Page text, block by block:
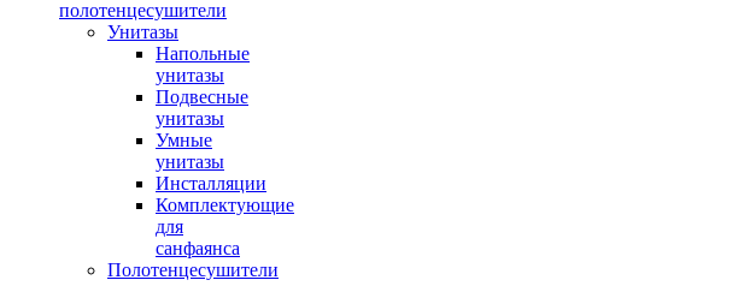
полотенцесушители
Унитазы
Напольные
унитазы
Подвесные
унитазы
Умные
унитазы
Инсталляции
Комплектующие
для
санфаянса
Полотенцесушители